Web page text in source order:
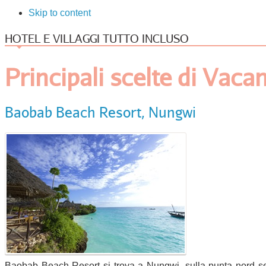
Skip to content
HOTEL E VILLAGGI TUTTO INCLUSO
Principali scelte di
Baobab Beach Resort, Nungwi